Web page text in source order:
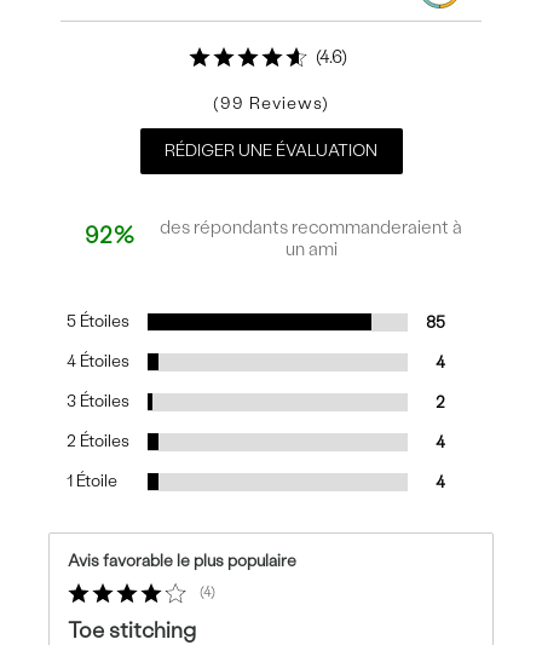
4.6
99
RÉDIGER UNE ÉVALUATION
92%
des répondants recommanderaient à
un ami
5 Étoiles 85
4 Étoiles 4
3 Étoiles 2
2 Étoiles 4
1 Étoile 4
Avis favorable le plus populaire
4
Toe stitching